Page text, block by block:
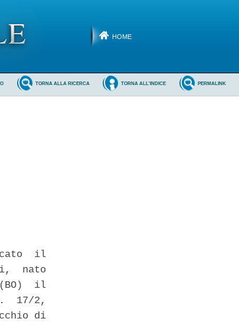
HOME
PERMALINK
TORNA ALL'INDICE
TORNA ALLA RICERCA
il
nato
(BO)  il
17/2,
di